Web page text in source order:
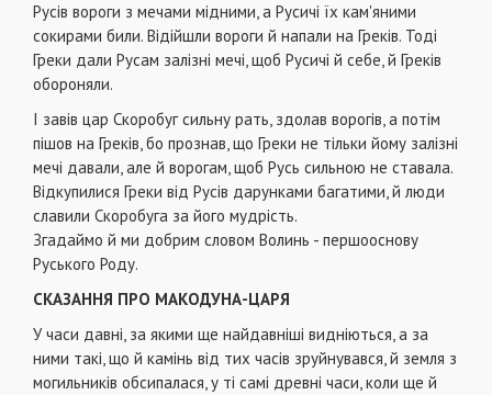
Русів вороги з мечами мідними, а Русичі їх кам'яними
сокирами били. Відійшли вороги й напали на Греків. Тоді
Греки дали Русам залізні мечі, щоб Русичі й себе, й Греків
обороняли.
І завів цар Скоробуг сильну рать, здолав ворогів, а потім
пішов на Греків, бо прознав, що Греки не тільки йому залізні
мечі давали, але й ворогам, щоб Русь сильною не ставала.
Відкупилися Греки від Русів дарунками багатими, й люди
славили Скоробуга за його мудрість.
Згадаймо й ми добрим словом Волинь - першооснову
Руського Роду.
СКАЗАННЯ ПРО МАКОДУНА-ЦАРЯ
У часи давні, за якими ще найдавніші видніються, а за
ними такі, що й камінь від тих часів зруйнувався, й земля з
могильників обсипалася, у ті самі древні часи, коли ще й